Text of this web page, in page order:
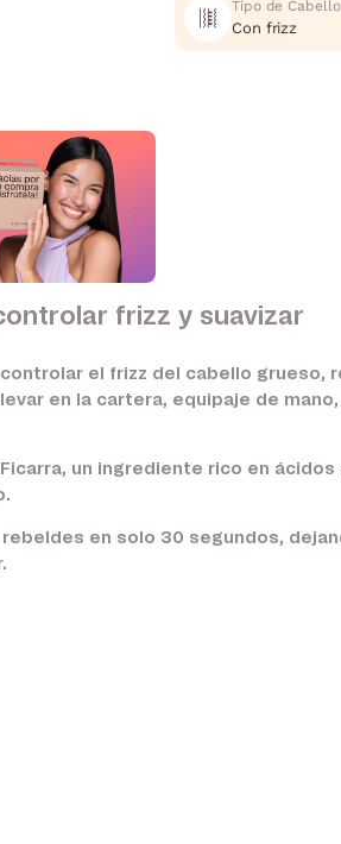
Tipo de Cabello
Con frizz
frizz y suavizar
controlar el frizz del cabello
en la cartera, equipaje de
un ingrediente rico en
en solo 30 segundos,